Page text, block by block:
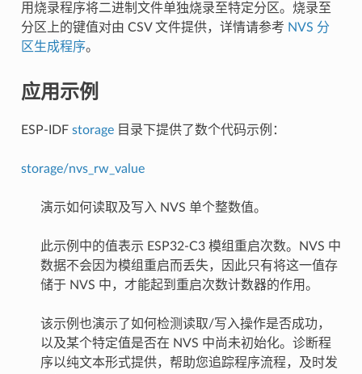
用烧录程序将二进制文件单独烧录至特定分区。烧录至
分区上的键值对由 CSV 文件提供，详情请参考 NVS 分
区生成程序。
应用示例
ESP-IDF storage目录下提供了数个代码示例：
storage/nvs_rw_value
演示如何读取及写入 NVS 单个整数值。
此示例中的值表示 ESP32-C3 模组重启次数。NVS 中
数据不会因为模组重启而丢失，因此只有将这一值存
储于 NVS 中，才能起到重启次数计数器的作用。
该示例也演示了如何检测读取/写入操作是否成功，
以及某个特定值是否在 NVS 中尚未初始化。诊断程
序以纯文本形式提供，帮助您追踪程序流程，及时发